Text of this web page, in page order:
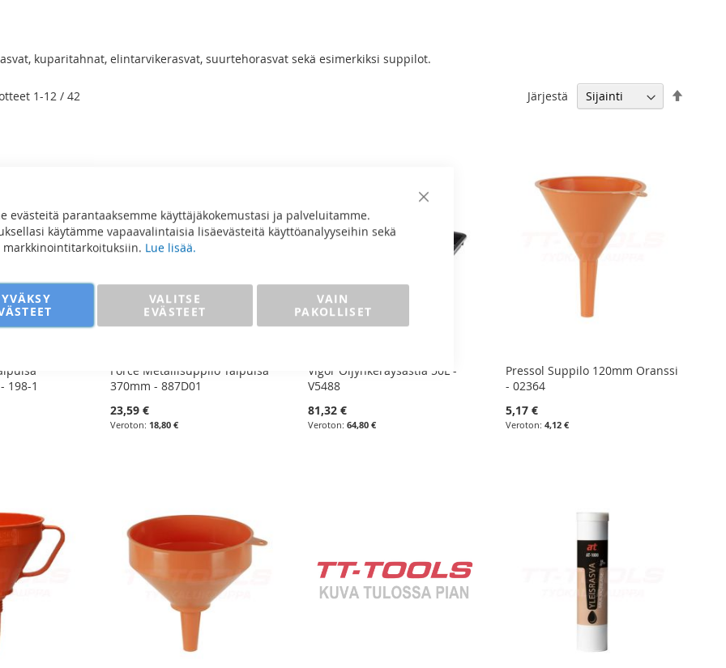
Sulje
evästeitä parantaaksemme käyttäjäkokemustasi ja palveluitamme.
käytämme vapaavalintaisia lisäevästeitä käyttöanalyyseihin sekä
markkinointitarkoituksiin. Lue lisää.
VALITSE
EVÄSTEET
VAIN
PAKOLLISET
kuparitahnat, elintarvikerasvat, suurtehorasvat sekä esimerkiksi suppilot.
1-12 /42 Järjestä
198-1
Force Metallisuppilo Taipuisa
370mm - 887D01
23,59 €
18,80 €
Vigor Öljynkeräysastia 50L -
V5488
81,32 €
64,80 €
Pressol Suppilo 120mm Oranssi
- 02364
5,17 €
4,12 €